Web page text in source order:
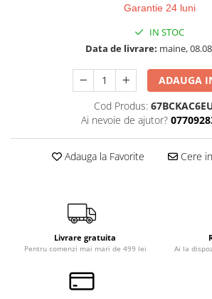
Garantie 24 luni
IN STOC
Data de livrare: maine,
ADAUGA
Cod Produs:
Ai nevoie de ajutor?
Adauga la Favorite Cere
Livrare gratuita
Pentru comenzi mai mari de 499 lei Ai la